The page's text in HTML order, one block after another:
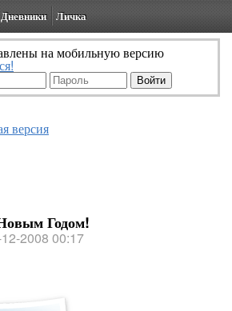
Дневники Личка
на мобильную версию
версия
Годом!
2008 00:17